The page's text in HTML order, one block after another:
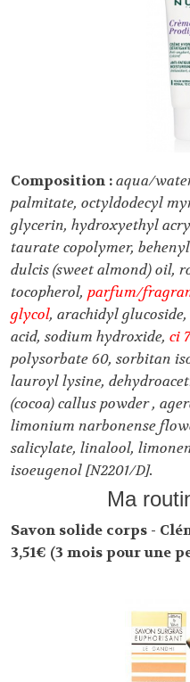
Composition :aqua/
palmitate, octyldodecyl
glycerin, hydroxyethyl
taurate copolymer,
dulcis (sweet almond) oil,
tocopherol, parfum/
glycol, arachidyl
acid, sodium hydroxide, ci
polysorbate 60, sorbitan
lauroyl lysine,
(cocoa) callus powder ,
limonium narbonense
salicylate, linalool,
isoeugenol [N2201/D].
Ma
Savon solide corps -
3,51€ (3 mois pour une